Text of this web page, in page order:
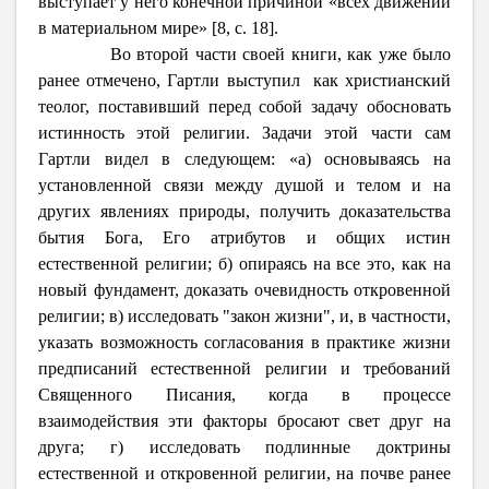
в материальном мире» [8, c. 18].
Во второй части своей книги, как уже было
ранее отмечено, Гартли выступил как христианский
теолог, поставивший перед собой задачу обосновать
истинность этой религии. Задачи этой части сам
Гартли видел в следующем: «а) основываясь на
установленной связи между душой и телом и на
других явлениях природы, получить доказательства
бытия Бога, Его атрибутов и общих истин
естественной религии; б) опираясь на все это, как на
новый фундамент, доказать очевидность откровенной
религии; в) исследовать "закон жизни", и, в частности,
указать возможность согласования в практике жизни
предписаний естественной религии и требований
Священного Писания, когда в процессе
взаимодействия эти факторы бросают свет друг на
друга; г) исследовать подлинные доктрины
естественной и откровенной религии, на почве ранее